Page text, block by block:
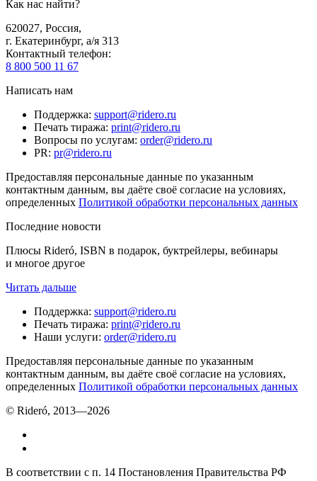
Как нас найти?
620027, Россия,
г. Екатеринбург, а/я 313
Контактный телефон:
8 800 500 11 67
Написать нам
Поддержка: support@ridero.ru
Печать тиража: print@ridero.ru
Вопросы по услугам: order@ridero.ru
PR: pr@ridero.ru
Предоставляя персональные данные по указанным
контактным данным, вы даёте своё согласие на условиях,
определенных Политикой обработки персональных данных
Последние новости
Плюсы Rideró, ISBN в подарок, буктрейлеры, вебинары
и многое другое
Читать дальше
Поддержка: support@ridero.ru
Печать тиража: print@ridero.ru
Наши услуги: order@ridero.ru
Предоставляя персональные данные по указанным
контактным данным, вы даёте своё согласие на условиях,
определенных Политикой обработки персональных данных
© Rideró, 2013—2026
В соответствии с п. 14 Постановления Правительства РФ